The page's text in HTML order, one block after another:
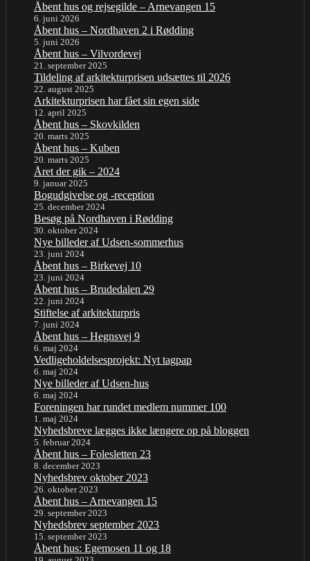
Åbent hus og rejsegilde – Arnevangen 15
6. juni 2026
Åbent hus – Nordhaven 2 i Rødding
5. juni 2026
Åbent hus – Vilvordevej
21. september 2025
Tildeling af arkitekturprisen udsættes til 2026
22. august 2025
Arkitekturprisen har fået sin egen side
12. april 2025
Åbent hus – Skovkilden
20. marts 2025
Åbent hus – Kuben
20. marts 2025
Året der gik – 2024
9. januar 2025
Bogudgivelse og -reception
25. december 2024
Besøg på Nordhaven i Rødding
30. oktober 2024
Nye billeder af Udsen-sommerhus
23. juni 2024
Åbent hus – Birkevej 10
23. juni 2024
Åbent hus – Brudedalen 29
22. juni 2024
Stiftelse af arkitekturpris
7. juni 2024
Åbent hus – Hegnsvej 9
6. maj 2024
Vedligeholdelsesprojekt: Nyt tagpap
6. maj 2024
Nye billeder af Udsen-hus
6. maj 2024
Foreningen har rundet medlem nummer 100
1. maj 2024
Nyhedsbreve lægges ikke længere op på bloggen
5. februar 2024
Åbent hus – Folesletten 23
8. december 2023
Nyhedsbrev oktober 2023
26. oktober 2023
Åbent hus – Arnevangen 15
29. september 2023
Nyhedsbrev september 2023
15. september 2023
Åbent hus: Egemosen 11 og 18